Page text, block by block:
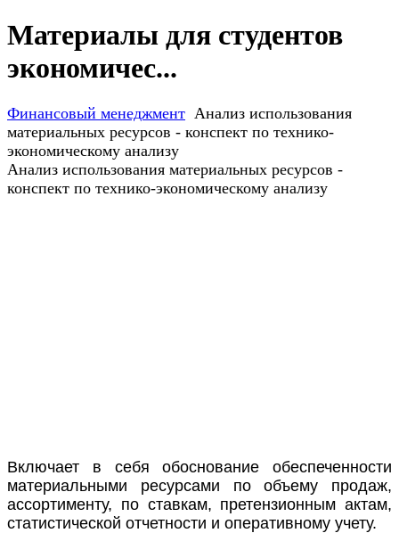
Материалы для студентов
экономичес...
Финансовый менеджмент Анализ использования
материальных ресурсов - конспект по технико-
экономическому анализу
Анализ использования материальных ресурсов -
конспект по технико-экономическому анализу
Включает в себя обоснование обеспеченности
материальными ресурсами по объему продаж,
ассортименту, по ставкам, претензионным актам,
статистической отчетности и оперативному учету.